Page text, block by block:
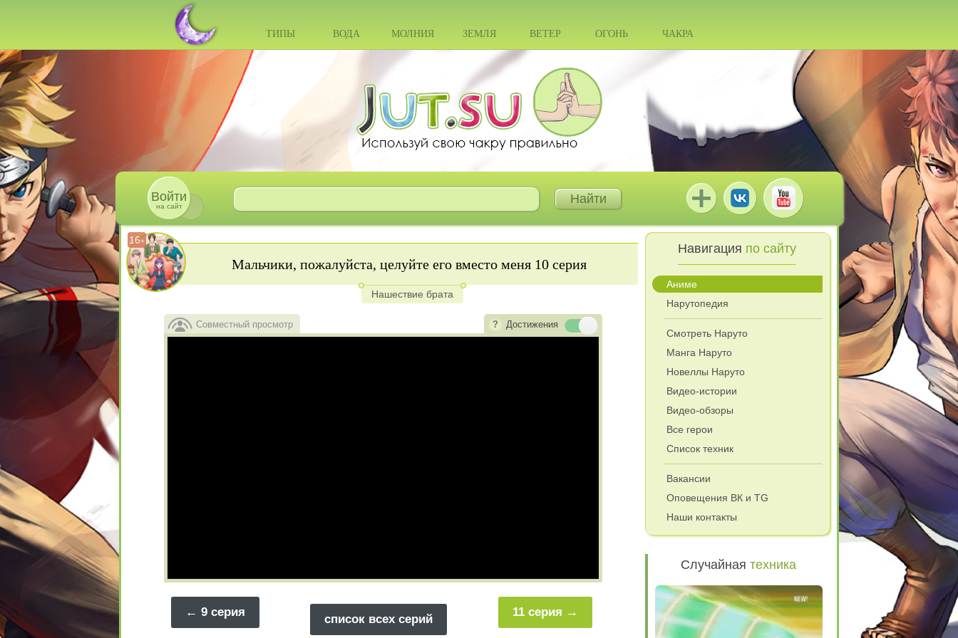
ТИПЫ ВОДА МОЛНИЯ ЗЕМЛЯ ВЕТЕР ОГОНЬ ЧАКРА
Войти
на сайт
16+
Мальчики, пожалуйста, целуйте его вместо меня 10 серия
Нашествие брата
Совместный просмотр Достижения
11 серия
9 серия
список всех серий
Навигация по сайту
Аниме
Нарутопедия
Смотреть Наруто
Манга Наруто
Новеллы Наруто
Видео-истории
Видео-обзоры
Все герои
Список техник
Вакансии
Оповещения ВК и TG
Наши контакты
Случайнаятехника